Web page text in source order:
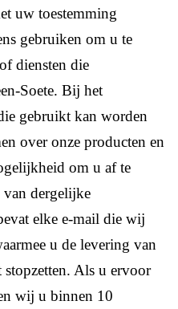
uw toestemming
gebruiken om u te
diensten die
Soete. Bij het
gebruikt kan worden
over onze producten en
om u af te
dergelijke
elke e-mail die wij
u de levering van
Als u ervoor
wij u binnen 10